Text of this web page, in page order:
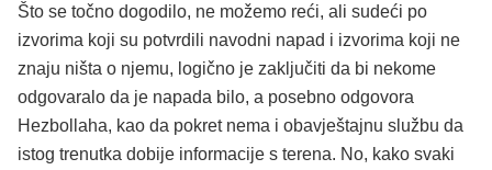
Što se točno dogodilo, ne možemo reći, ali sudeći po
izvorima koji su potvrdili navodni napad i izvorima koji ne
znaju ništa o njemu, logično je zaključiti da bi nekome
odgovaralo da je napada bilo, a posebno odgovora
Hezbollaha, kao da pokret nema i obavještajnu službu da
istog trenutka dobije informacije s terena. No, kako svaki